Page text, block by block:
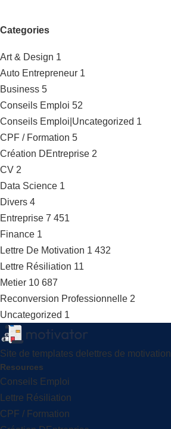
Categories
Art & Design 1
Auto Entrepreneur 1
Business 5
Conseils Emploi 52
Conseils Emploi|Uncategorized 1
CPF / Formation 5
Création DEntreprise 2
CV 2
Data Science 1
Divers 4
Entreprise 7 451
Finance 1
Lettre De Motivation 1 432
Lettre Résiliation 11
Metier 10 687
Reconversion Professionnelle 2
Uncategorized 1
Site de templates delettres de motivation
Resources
Conseils Emploi
Lettre Résiliation
CPF / Formation